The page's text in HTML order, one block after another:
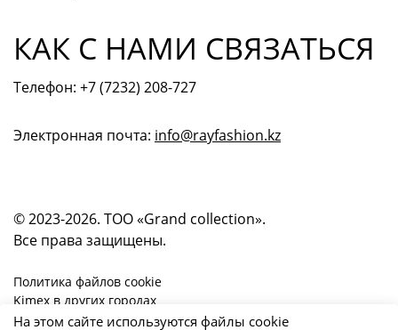
На этом сайте используются файлы cookie
КАК С НАМИ СВЯЗАТЬСЯ
Телефон: +7 (7232) 208-727
Электронная почта: info@rayfashion.kz
© 2023-2026. ТОО «Grand collection».
Все права защищены.
Политика файлов cookie
Kimex в других городах